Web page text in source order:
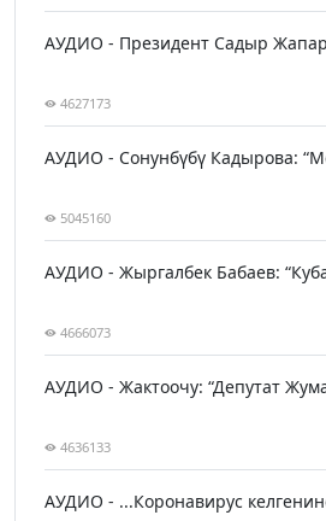
АУДИО - Президент Садыр
4627173
АУДИО - Сонунбүбү Кадырова:
5045160
АУДИО - Жыргалбек Бабаев:
4666073
АУДИО - Жактоочу: “Депутат
4636133
АУДИО - ...Коронавирус